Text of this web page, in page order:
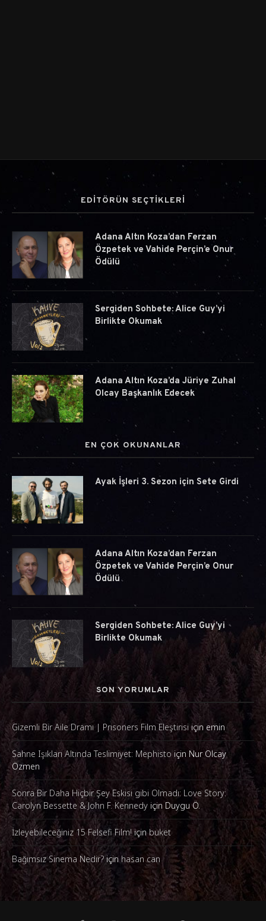
EDİTÖRÜN SEÇTİKLERİ
Adana Altın Koza’dan Ferzan
Özpetek ve Vahide Perçin’e Onur
Ödülü
Sergiden Sohbete: Alice Guy’yi
Birlikte Okumak
Adana Altın Koza’da Jüriye Zuhal
Olcay Başkanlık Edecek
EN ÇOK OKUNANLAR
Ayak İşleri 3. Sezon için Sete Girdi
Adana Altın Koza’dan Ferzan
Özpetek ve Vahide Perçin’e Onur
Ödülü
Sergiden Sohbete: Alice Guy’yi
Birlikte Okumak
SON YORUMLAR
Gizemli Bir Aile Dramı | Prisoners Film Eleştirisi için emin
Sahne Işıkları Altında Teslimiyet: Mephisto için Nur Olcay
Özmen
Sonra Bir Daha Hiçbir Şey Eskisi gibi Olmadı: Love Story:
Carolyn Bessette & John F. Kennedy için Duygu Ö.
İzleyebileceğiniz 15 Felsefi Film!içinbuket
Bağımsız Sinema Nedir?için hasan can